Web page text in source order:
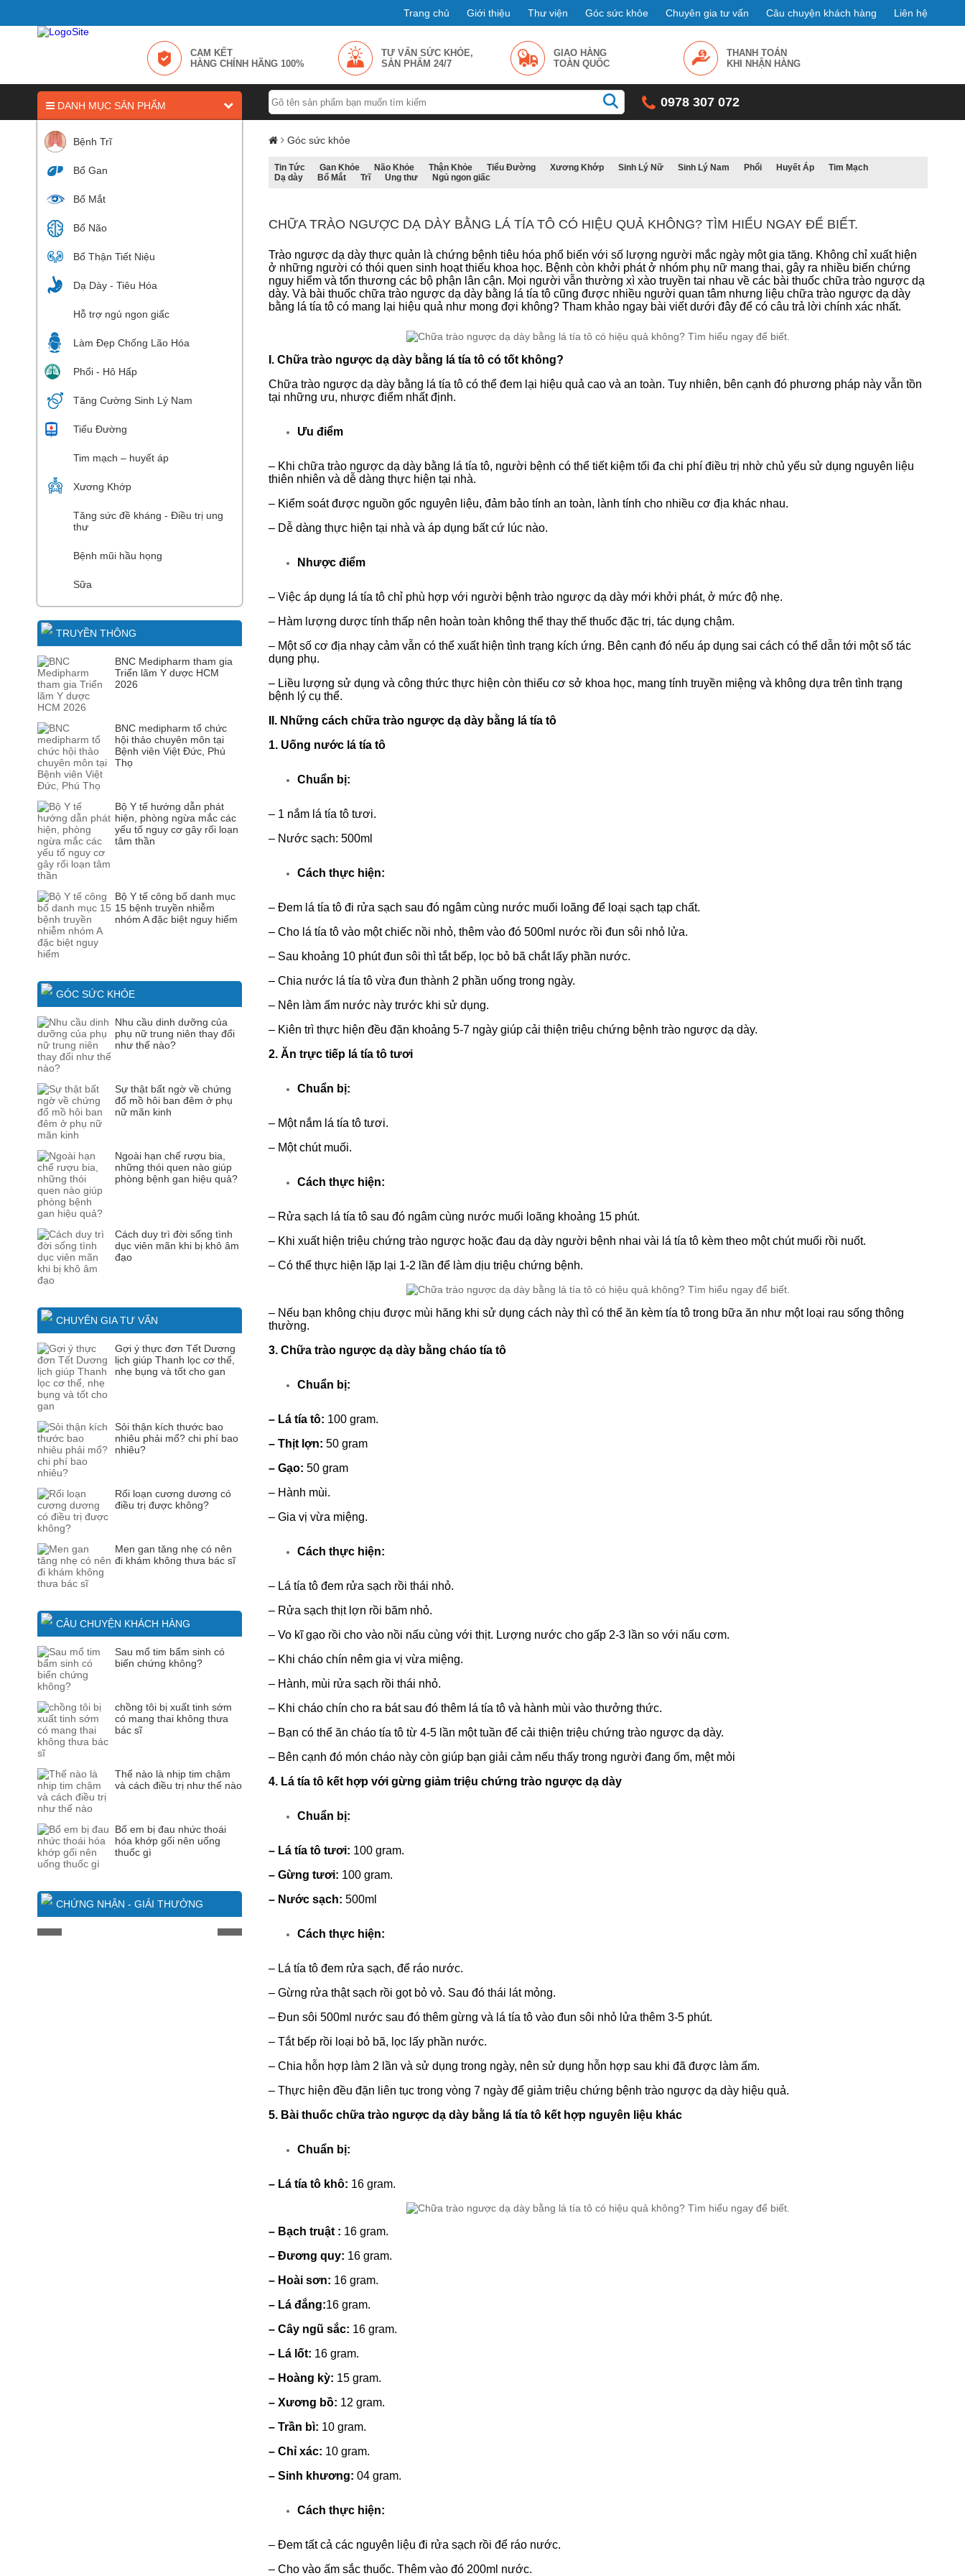
Trang chủ Giới thiệu Thư viện Góc sức khỏe Chuyên gia tư vấn Câu chuyện khách hàng Liên hệ
CAM KẾT
HÀNG CHÍNH HÃNG 100%
TƯ VẤN SỨC KHỎE,
SẢN PHẨM 24/7
GIAO HÀNG
TOÀN QUỐC
THANH TOÁN
KHI NHẬN HÀNG
0978 307 072
DANH MỤC SẢN PHẨM
Bệnh Trĩ
Bổ Gan
Bổ Mắt
Bổ Não
Bổ Thận Tiết Niệu
Dạ Dày - Tiêu Hóa
Hỗ trợ ngủ ngon giấc
Làm Đẹp Chống Lão Hóa
Phổi - Hô Hấp
Tăng Cường Sinh Lý Nam
Tiểu Đường
Tim mạch – huyết áp
Xương Khớp
Tăng sức đề kháng - Điều trị ung
thư
Bệnh mũi hầu họng
Sữa
TRUYỀN THÔNG
BNC Medipharm tham gia
Triển lãm Y dược HCM
2026
BNC medipharm tổ chức
hội thảo chuyên môn tại
Bệnh viên Việt Đức, Phú
Thọ
Bộ Y tế hướng dẫn phát
hiện, phòng ngừa mắc các
yếu tố nguy cơ gây rối loạn
tâm thần
Bộ Y tế công bố danh mục
15 bệnh truyền nhiễm
nhóm A đặc biệt nguy hiểm
GÓC SỨC KHỎE
Nhu cầu dinh dưỡng của
phụ nữ trung niên thay đổi
như thế nào?
Sự thật bất ngờ về chứng
đổ mồ hôi ban đêm ở phụ
nữ mãn kinh
Ngoài hạn chế rượu bia,
những thói quen nào giúp
phòng bệnh gan hiệu quả?
Cách duy trì đời sống tình
dục viên mãn khi bị khô âm
đạo
CHUYÊN GIA TƯ VẤN
Gợi ý thực đơn Tết Dương
lịch giúp Thanh lọc cơ thể,
nhẹ bụng và tốt cho gan
Sỏi thận kích thước bao
nhiêu phải mổ? chi phí bao
nhiêu?
Rối loạn cương dương có
điều trị được không?
Men gan tăng nhẹ có nên
đi khám không thưa bác sĩ
CÂU CHUYỆN KHÁCH HÀNG
Sau mổ tim bẩm sinh có
biến chứng không?
chồng tôi bị xuất tinh sớm
có mang thai không thưa
bác sĩ
Thế nào là nhịp tim chậm
và cách điều trị như thế nào
Bố em bị đau nhức thoái
hóa khớp gối nên uống
thuốc gì
CHỨNG NHẬN - GIẢI THƯỞNG
Góc sức khỏe
Tin Tức Gan Khỏe Não Khỏe Thận Khỏe Tiểu Đường Xương Khớp Sinh Lý Nữ Sinh Lý Nam Phổi Huyết Áp
Tim Mạch
Dạ dày
Bổ Mắt Trĩ Ung thư Ngủ ngon giấc
CHỮA TRÀO NGƯỢC DẠ DÀY BẰNG LÁ TÍA TÔ CÓ HIỆU QUẢ KHÔNG? TÌM HIỂU NGAY ĐỂ BIẾT.
Trào ngược dạ dày thực quản là chứng bệnh tiêu hóa phổ biến với số lượng người mắc ngày một gia tăng. Không chỉ xuất hiện
ở những người có thói quen sinh hoạt thiếu khoa học. Bệnh còn khởi phát ở nhóm phụ nữ mang thai, gây ra nhiều biến chứng
nguy hiểm và tổn thương các bộ phận lân cận. Mọi người vẫn thường xì xào truyền tai nhau về các bài thuốc chữa trào ngược dạ
dày. Và bài thuốc chữa trào ngược dạ dày bằng lá tía tô cũng được nhiều người quan tâm nhưng liệu chữa trào ngược dạ dày
bằng lá tía tô có mang lại hiệu quả như mong đợi không? Tham khảo ngay bài viết dưới đây để có câu trả lời chính xác nhất.
I. Chữa trào ngược dạ dày bằng lá tía tô có tốt không?
Chữa trào ngược dạ dày bằng lá tía tô có thể đem lại hiệu quả cao và an toàn. Tuy nhiên, bên cạnh đó phương pháp này vẫn tồn
tại những ưu, nhược điểm nhất định.
Ưu điểm
– Khi chữa trào ngược dạ dày bằng lá tía tô, người bệnh có thể tiết kiệm tối đa chi phí điều trị nhờ chủ yếu sử dụng nguyên liệu
thiên nhiên và dễ dàng thực hiện tại nhà.
– Kiểm soát được nguồn gốc nguyên liệu, đảm bảo tính an toàn, lành tính cho nhiều cơ địa khác nhau.
– Dễ dàng thực hiện tại nhà và áp dụng bất cứ lúc nào.
Nhược điểm
– Việc áp dụng lá tía tô chỉ phù hợp với người bệnh trào ngược dạ dày mới khởi phát, ở mức độ nhẹ.
– Hàm lượng dược tính thấp nên hoàn toàn không thể thay thế thuốc đặc trị, tác dụng chậm.
– Một số cơ địa nhạy cảm vẫn có thể xuất hiện tình trạng kích ứng. Bên cạnh đó nếu áp dụng sai cách có thể dẫn tới một số tác
dụng phụ.
– Liều lượng sử dụng và công thức thực hiện còn thiếu cơ sở khoa học, mang tính truyền miệng và không dựa trên tình trạng
bệnh lý cụ thể.
II. Những cách chữa trào ngược dạ dày bằng lá tía tô
1. Uống nước lá tía tô
Chuẩn bị:
– 1 nắm lá tía tô tươi.
– Nước sạch: 500ml
Cách thực hiện:
–Đem lá tía tô đi rửa sạch sau đó ngâm cùng nước muối loãng để loại sạch tạp chất.
– Cho lá tía tô vào một chiếc nồi nhỏ, thêm vào đó 500ml nước rồi đun sôi nhỏ lửa.
– Sau khoảng 10 phút đun sôi thì tắt bếp, lọc bỏ bã chắt lấy phần nước.
–Chia nước lá tía tô vừa đun thành 2 phần uống trong ngày.
– Nên làm ấm nước này trước khi sử dụng.
– Kiên trì thực hiện đều đặn khoảng 5-7 ngày giúp cải thiện triệu chứng bệnh trào ngược dạ dày.
2. Ăn trực tiếp lá tía tô tươi
Chuẩn bị:
– Một nắm lá tía tô tươi.
– Một chút muối.
Cách thực hiện:
– Rửa sạch lá tía tô sau đó ngâm cùng nước muối loãng khoảng 15 phút.
– Khi xuất hiện triệu chứng trào ngược hoặc đau dạ dày người bệnh nhai vài lá tía tô kèm theo một chút muối rồi nuốt.
–Có thể thực hiện lặp lại 1-2 lần để làm dịu triệu chứng bệnh.
– Nếu bạn không chịu được mùi hăng khi sử dụng cách này thì có thể ăn kèm tía tô trong bữa ăn như một loại rau sống thông
thường.
3. Chữa trào ngược dạ dày bằng cháo tía tô
Chuẩn bị:
– Lá tía tô: 100 gram.
– Thịt lợn: 50 gram
–Gạo:50 gram
– Hành mùi.
– Gia vị vừa miệng.
Cách thực hiện:
– Lá tía tô đem rửa sạch rồi thái nhỏ.
– Rửa sạch thịt lợn rồi băm nhỏ.
–Vo kĩ gạo rồi cho vào nồi nấu cùng với thịt. Lượng nước cho gấp 2-3 lần so với nấu cơm.
– Khi cháo chín nêm gia vị vừa miệng.
– Hành, mùi rửa sạch rồi thái nhỏ.
– Khi cháo chín cho ra bát sau đó thêm lá tía tô và hành mùi vào thưởng thức.
– Bạn có thể ăn cháo tía tô từ 4-5 lần một tuần để cải thiện triệu chứng trào ngược dạ dày.
– Bên cạnh đó món cháo này còn giúp bạn giải cảm nếu thấy trong người đang ốm, mệt mỏi
4. Lá tía tô kết hợp với gừng giảm triệu chứng trào ngược dạ dày
Chuẩn bị:
– Lá tía tô tươi: 100 gram.
–Gừng tươi: 100 gram.
– Nước sạch: 500ml
Cách thực hiện:
– Lá tía tô đem rửa sạch, để ráo nước.
– Gừng rửa thật sạch rồi gọt bỏ vỏ. Sau đó thái lát mỏng.
–Đun sôi 500ml nước sau đó thêm gừng và lá tía tô vào đun sôi nhỏ lửa thêm 3-5 phút.
– Tắt bếp rồi loại bỏ bã, lọc lấy phần nước.
– Chia hỗn hợp làm 2 lần và sử dụng trong ngày, nên sử dụng hỗn hợp sau khi đã được làm ấm.
–Thực hiện đều đặn liên tục trong vòng 7 ngày để giảm triệu chứng bệnh trào ngược dạ dày hiệu quả.
5. Bài thuốc chữa trào ngược dạ dày bằng lá tía tô kết hợp nguyên liệu khác
Chuẩn bị:
– Lá tía tô khô: 16 gram.
– Bạch truật : 16 gram.
– Đương quy: 16 gram.
– Hoài sơn: 16 gram.
– Lá đắng:16 gram.
– Cây ngũ sắc: 16 gram.
– Lá lốt: 16 gram.
– Hoàng kỳ: 15 gram.
– Xương bồ: 12 gram.
–Trần bì: 10 gram.
– Chỉ xác: 10 gram.
– Sinh khương: 04 gram.
Cách thực hiện:
–Đem tất cả các nguyên liệu đi rửa sạch rồi để ráo nước.
–Cho vào ấm sắc thuốc. Thêm vào đó 200ml nước.